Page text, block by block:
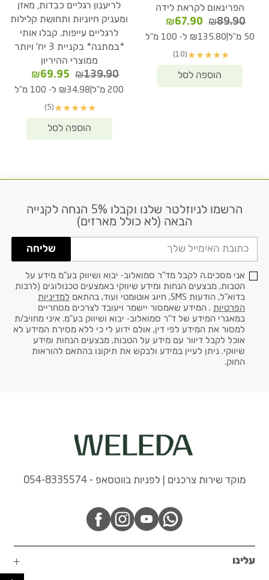
הפרינאום לקראת לידה
₪89.90
המחיר
המקורי
₪89.90.
₪67.90
המחיר
הנוכחי
50 מ"ל ₪135.80 ל- 100 מ"ל
★
★
★
★
★
(10)
לריענון רגליים כבדות, מאזן
ומעניק חיוניות ותחושת קלילות
לרגליים עייפות. קבלו אותי
*במתנה* בקניית 3 יח' ויותר
ממוצרי ההיריון
₪139.90
המחיר
המקורי
₪139.90.
₪69.95
המחיר
הנוכחי
200 מ"ל ₪34.98 ל- 100 מ"ל
★
★
★
★
★
(5)
הרשמו לניוזלטר שלנו וקבלו 5% הנחה לקנייה
הבאה (לא כולל מארזים)
דוא׳׳ל
שליחה
אני מסכים.ה לקבל מד"ר סמואלוב- יבוא ושיווק בע"מ מידע על
הטבות, מבצעים הנחות ומידע שיווקי באמצעים טכנולוגים (לרבות
בדוא"ל, הודעות SMS, חיוג אוטומטי ועוד, בהתאם
למדיניות
הפרטיות . המידע שאמסור יישמר ויעובד לצרכים מסחריים
במאגרי המידע של ד"ר סמואלוב- יבוא ושיווק בע"מ. איני מחויב/ת
למסור את המידע לפי דין, אולם ידוע לי כי ללא מסירת המידע לא
אוכל לקבל דיוור עם מידע על הטבות, מבצעים הנחות ומידע
שיווקי. ניתן לעיין במידע ולבקש את תיקונו בהתאם להוראות
החוק.
מוקד שירות צרכנים | לפניות בווטסאפ - 054-8335574
עלינו